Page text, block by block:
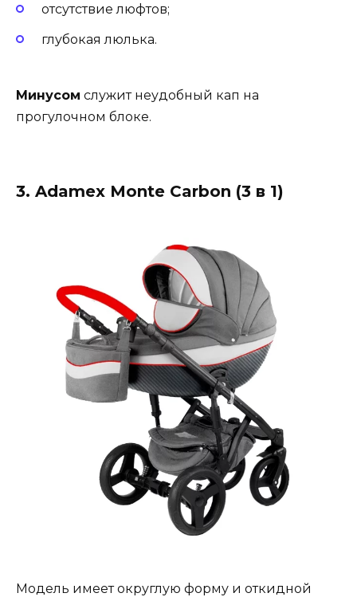
отсутствие люфтов;
глубокая люлька.
Минусом служит неудобный кап на
прогулочном блоке.
3. Adamex Monte Carbon (3 в 1)
Модель имеет округлую форму и откидной